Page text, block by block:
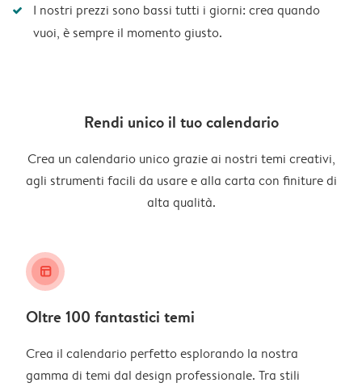
I nostri prezzi sono bassi tutti i giorni: crea quando
vuoi, è sempre il momento giusto.
Rendi unico il tuo calendario
Crea un calendario unico grazie ai nostri temi creativi,
agli strumenti facili da usare e alla carta con finiture di
alta qualità.
layout_alt
Oltre 100 fantastici temi
Crea il calendario perfetto esplorando la nostra
gamma di temi dal design professionale. Tra stili